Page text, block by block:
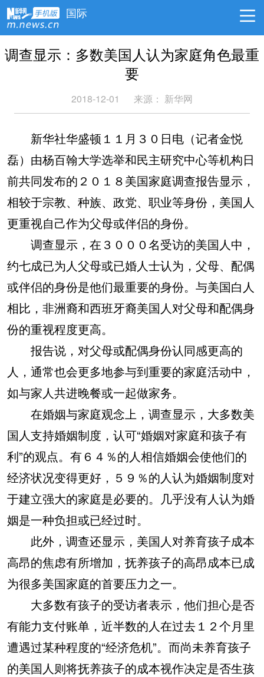
国际
调查显示：多数美国人认为家庭角色最重
要
2018-12-01 来源： 新华网
新华社华盛顿１１月３０日电（记者金悦
磊）由杨百翰大学选举和民主研究中心等机构日
前共同发布的２０１８美国家庭调查报告显示，
相较于宗教、种族、政党、职业等身份，美国人
更重视自己作为父母或伴侣的身份。
调查显示，在３０００名受访的美国人中，
约七成已为人父母或已婚人士认为，父母、配偶
或伴侣的身份是他们最重要的身份。与美国白人
相比，非洲裔和西班牙裔美国人对父母和配偶身
份的重视程度更高。
报告说，对父母或配偶身份认同感更高的
人，通常也会更多地参与到重要的家庭活动中，
如与家人共进晚餐或一起做家务。
在婚姻与家庭观念上，调查显示，大多数美
国人支持婚姻制度，认可“婚姻对家庭和孩子有
利”的观点。有６４％的人相信婚姻会使他们的
经济状况变得更好，５９％的人认为婚姻制度对
于建立强大的家庭是必要的。几乎没有人认为婚
姻是一种负担或已经过时。
此外，调查还显示，美国人对养育孩子成本
高昂的焦虑有所增加，抚养孩子的高昂成本已成
为很多美国家庭的首要压力之一。
大多数有孩子的受访者表示，他们担心是否
有能力支付账单，近半数的人在过去１２个月里
遭遇过某种程度的“经济危机”。而尚未养育孩子
的美国人则将抚养孩子的成本视作决定是否生孩